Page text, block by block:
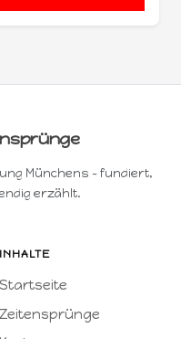
Münchens – fundiert,
erzählt.
INHALTE
Startseite
Zeitensprünge